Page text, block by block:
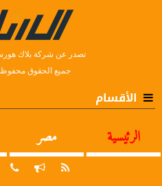
تصدر عن شركة بلاك
جميع الحقوق محفوظة © 2017
الأقسام
الرئيسية مصر